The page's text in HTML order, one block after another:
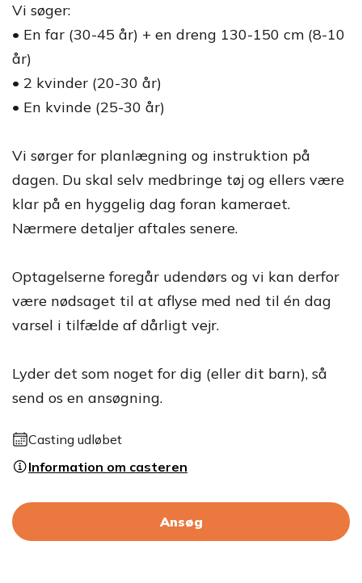
Vi søger:
• En far (30-45 år) + en dreng 130-150 cm (8-10
år)
• 2 kvinder (20-30 år)
• En kvinde (25-30 år)
Vi sørger for planlægning og instruktion på
dagen. Du skal selv medbringe tøj og ellers være
klar på en hyggelig dag foran kameraet.
Nærmere detaljer aftales senere.
Optagelserne foregår udendørs og vi kan derfor
være nødsaget til at aflyse med ned til én dag
varsel i tilfælde af dårligt vejr.
Lyder det som noget for dig (eller dit barn), så
send os en ansøgning.
Casting udløbet
Information om casteren
Ansøg